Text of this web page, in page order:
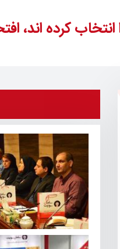
انتخاب کرده اند،